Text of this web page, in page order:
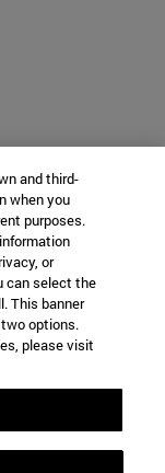
and third-
when you
purposes.
or
can select the
This banner
options.
please visit